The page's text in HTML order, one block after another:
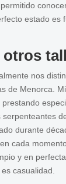
estado
nos
de Menorca.
durante
cada
y en
casualidad.